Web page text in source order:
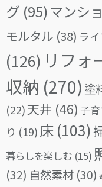
グ (95)マンシ
モルタル (38) ラ
(126) リフォ
収納 (270) 塗
(22)天井 (46) 子
り (19) 床 (103)
暮らしを楽しむ (15)
(32) 自然素材 (30)